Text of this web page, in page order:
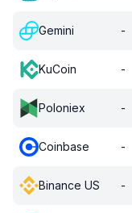
Gemini -
KuCoin -
Poloniex -
Coinbase -
Binance US -